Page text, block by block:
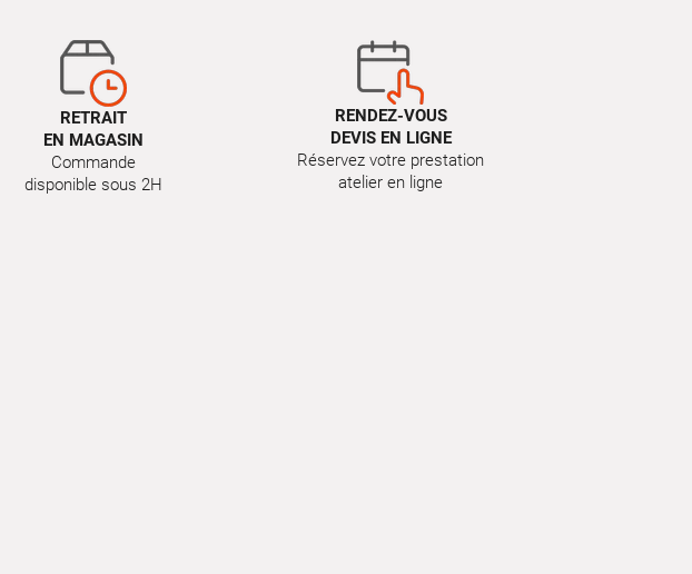
RETRAIT
EN MAGASIN
Commande
disponible sous 2H
RENDEZ-VOUS
DEVIS EN LIGNE
Réservez votre prestation
atelier en ligne